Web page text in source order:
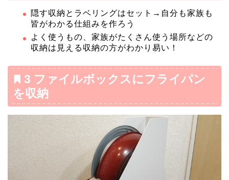
隠す収納とラベリングはセット→自分も家族も
皆がわかる仕組みを作ろう
よく使うもの、家族がたくさん使う場所などの
収納は見える収納の方がわかり易い！
3 ファイルボックスにフライパン
を収納